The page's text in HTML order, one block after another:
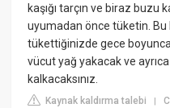
kaşığı tarçın ve biraz buzu
uyumadan önce tüketin.
tükettiğinizde gece
vücut yağ yakacak ve
kalkacaksınız.
Kaynak kaldırma talebi |